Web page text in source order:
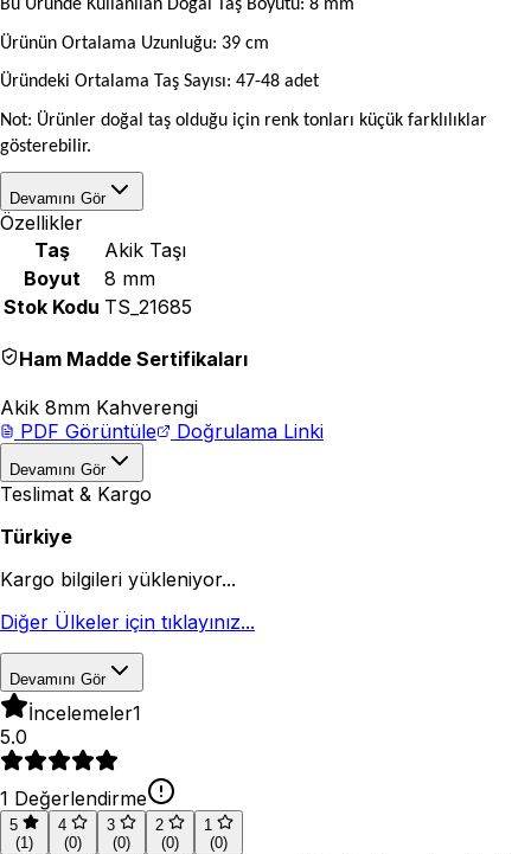
Bu Üründe Kullanılan Doğal Taş Boyutu: 8 mm
Ürünün Ortalama Uzunluğu: 39 cm
Üründeki Ortalama Taş Sayısı: 47-48 adet
Not: Ürünler doğal taş olduğu için renk tonları küçük farklılıklar
gösterebilir.
Devamını Gör
Özellikler
Taş
Akik Taşı
Boyut
8 mm
Stok Kodu TS_21685
Ham Madde Sertifikaları
Akik 8mm Kahverengi
PDF Görüntüle
Doğrulama Linki
Devamını Gör
Teslimat & Kargo
Türkiye
Kargo bilgileri yükleniyor...
Diğer Ülkeler için tıklayınız...
Devamını Gör
İncelemeler1
5.0
1 Değerlendirme
5
(1)
4
(0)
3
(0)
2
(0)
1
(0)